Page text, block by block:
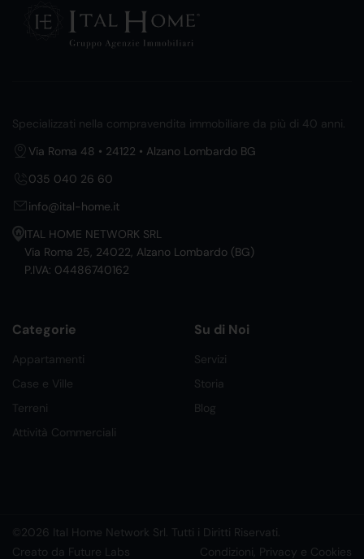
Specializzati nella compravendita immobiliare da più di 40 anni.
Via Roma 48 • 24122 • Alzano Lombardo BG
035 040 26 60
info@ital-home.it
ITAL HOME NETWORK SRL
Via Roma 25, 24022, Alzano Lombardo (BG)
P.IVA: 04486740162
Categorie
Appartamenti
Case e Ville
Terreni
Attività Commerciali
Su di Noi
Servizi
Storia
Blog
©2026 Ital Home Network Srl. Tutti i Diritti Riservati.
Creato da Future Labs
Condizioni, Privacy e Cookies